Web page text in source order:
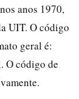
anos 1970,
UIT. O código
geral é:
O código de